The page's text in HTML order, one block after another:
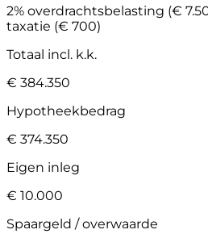
2% overdrachtsbelasting (€
taxatie (€ 700)
Totaal incl. k.k.
€ 384.350
Hypotheekbedrag
€ 374.350
Eigen inleg
€ 10.000
Spaargeld / overwaarde